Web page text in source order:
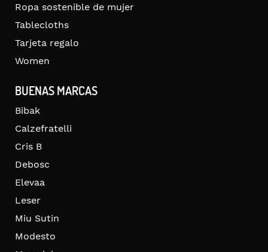
Ropa sostenible de mujer
Tablecloths
Tarjeta regalo
Women
BUENAS MARCAS
Bibak
Calzefratelli
Cris B
Debosc
Elevaa
Leser
Miu Sutin
Modesto